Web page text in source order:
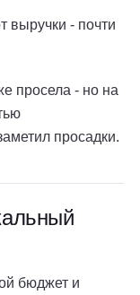
выручки - почти
просела - но на
просадки.
бюджет и